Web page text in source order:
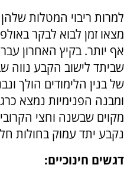
למרות ריבוי המטלות
מצאו זמן לבוא לבקר
אף יותר. בקיץ האחרון
שביתד לישוב הקבע נווה
של בנין הלימודים הולך
ומבנה הפנימיות נמצא
מקוים שבשנה וחצי
נקבע יתד עמוק בחולות
דגשים חינוכיים: